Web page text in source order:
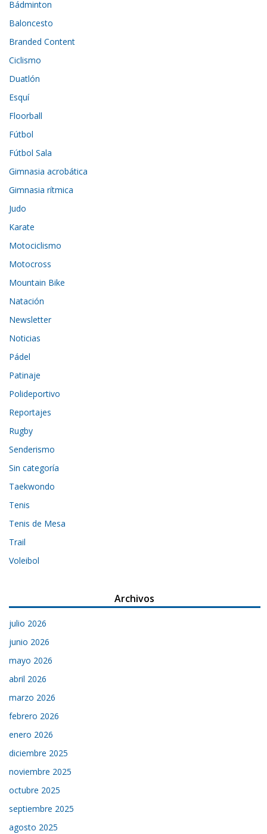
Bádminton
Baloncesto
Branded Content
Ciclismo
Duatlón
Esquí
Floorball
Fútbol
Fútbol Sala
Gimnasia acrobática
Gimnasia rítmica
Judo
Karate
Motociclismo
Motocross
Mountain Bike
Natación
Newsletter
Noticias
Pádel
Patinaje
Polideportivo
Reportajes
Rugby
Senderismo
Sin categoría
Taekwondo
Tenis
Tenis de Mesa
Trail
Voleibol
Archivos
julio 2026
junio 2026
mayo 2026
abril 2026
marzo 2026
febrero 2026
enero 2026
diciembre 2025
noviembre 2025
octubre 2025
septiembre 2025
agosto 2025